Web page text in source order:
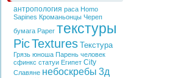
антропология раса Homo
Sapines Кроманьонцы Череп
бумага Paper текстуры
PicTextures Текстура
Грязь юноша Парень человек
сфинкс статуи Египет City
Славяне небоскребы 3д